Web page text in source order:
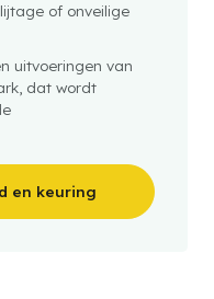
of onveilige
uitvoeringen van
dat wordt
en keuring